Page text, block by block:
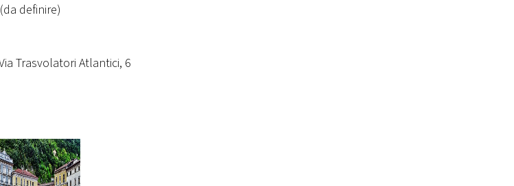
definire)
Trasvolatori Atlantici, 6